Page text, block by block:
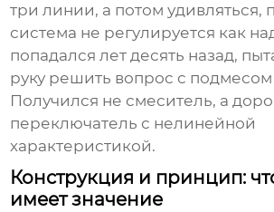
три линии, а потом удивляться,
система не регулируется как
попадался лет десять назад,
руку решить вопрос с подмесом
Получился не смеситель, а
переключатель с нелинейной
характеристикой.
Конструкция и принцип:
имеет значение